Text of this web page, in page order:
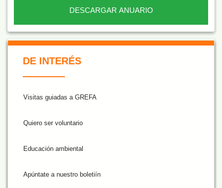
DESCARGAR ANUARIO
De Interés NARANJA
DE INTERÉS
Visitas guiadas a GREFA
Quiero ser voluntario
Educación ambiental
Apúntate a nuestro boletiín